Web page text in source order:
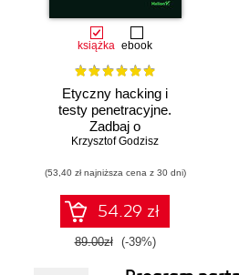
książka ebook
Etyczny hacking i
testy penetracyjne.
Zadbaj o
bezpieczeństwo
Krzysztof Godzisz
(53,40 zł najniższa cena z 30 dni)
54.29 zł
89.00zł (-39%)